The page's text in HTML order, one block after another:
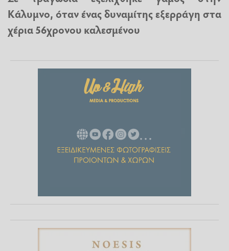
Κάλυμνο, όταν ένας δυναμίτης εξερράγη στα
χέρια 56χρονου καλεσμένου